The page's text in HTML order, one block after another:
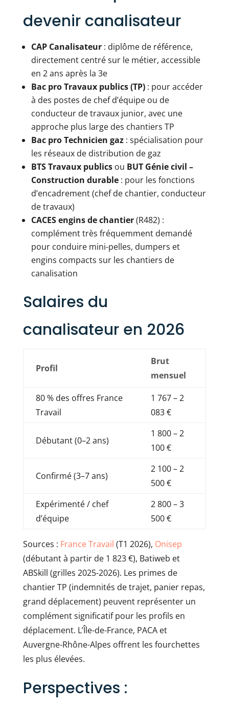
devenir canalisateur
CAP Canalisateur: diplôme de référence,
directement centré sur le métier, accessible
en 2 ans après la 3e
Bac pro Travaux publics (TP): pour accéder
à des postes de chef d’équipe ou de
conducteur de travaux junior, avec une
approche plus large des chantiers TP
Bac pro Technicien gaz: spécialisation pour
les réseaux de distribution de gaz
BTS Travaux publicsou BUT Génie civil –
Construction durable: pour les fonctions
d’encadrement (chef de chantier, conducteur
de travaux)
CACES engins de chantier(R482) :
complément très fréquemment demandé
pour conduire mini-pelles, dumpers et
engins compacts sur les chantiers de
canalisation
Salaires du
canalisateur en 2026
Profil
Brut
mensuel
80 % des offres France
Travail
1 767 – 2
083 €
Débutant (0–2 ans)
1 800 – 2
100 €
Confirmé (3–7 ans)
2 100 – 2
500 €
Expérimenté / chef
d’équipe
2 800 – 3
500 €
Sources : France Travail (T1 2026), Onisep
(débutant à partir de 1 823 €), Batiweb et
ABSkill (grilles 2025-2026). Les primes de
chantier TP (indemnités de trajet, panier repas,
grand déplacement) peuvent représenter un
complément significatif pour les profils en
déplacement. L’Île-de-France, PACA et
Auvergne-Rhône-Alpes offrent les fourchettes
les plus élevées.
Perspectives :